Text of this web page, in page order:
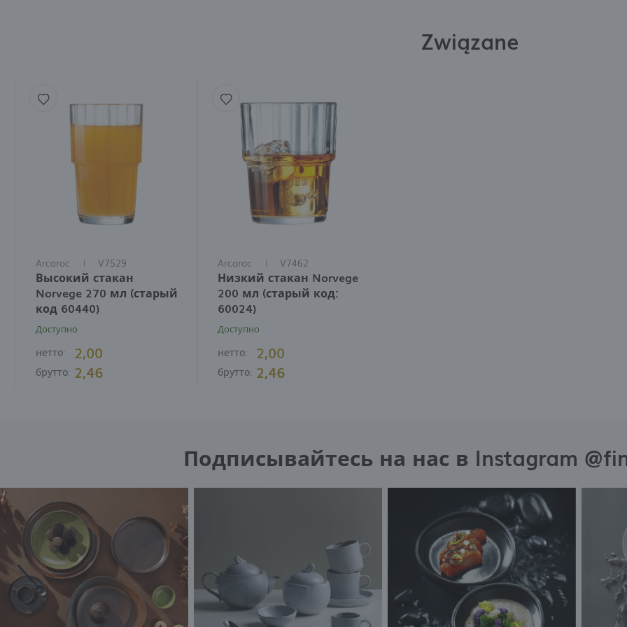
Związane
Arcoroc V7529
Высокий стакан
Norvege 270 мл (старый
код 60440)
Доступно
нетто: 2,00
брутто: 2,46
Arcoroc V7462
Низкий стакан Norvege
200 мл (старый код:
60024)
Доступно
нетто: 2,00
брутто: 2,46
Подписывайтесь на нас в Instagram